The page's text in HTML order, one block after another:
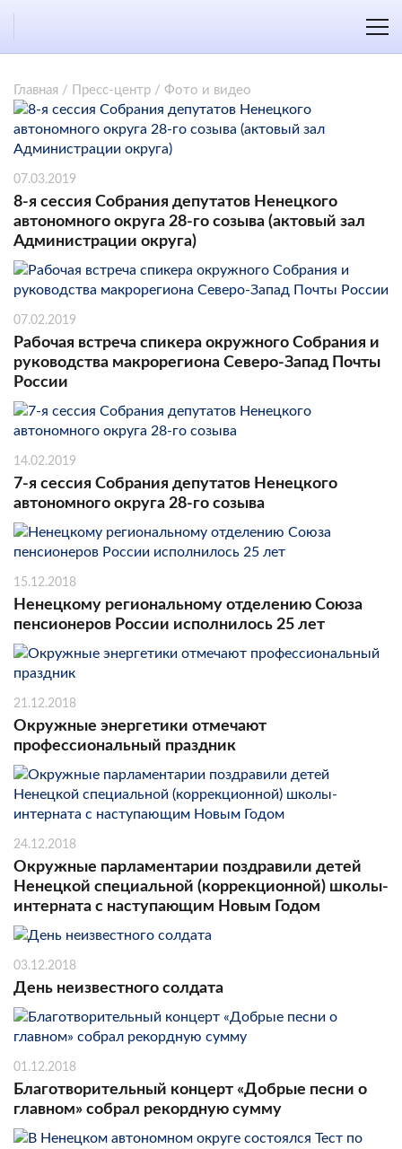
Главная / Пресс-центр / Фото и видео
07.03.2019
8-я сессия Собрания депутатов Ненецкого
автономного округа 28-го созыва (актовый зал
Администрации округа)
07.02.2019
Рабочая встреча спикера окружного Собрания и
руководства макрорегиона Северо-Запад Почты
России
14.02.2019
7-я сессия Собрания депутатов Ненецкого
автономного округа 28-го созыва
15.12.2018
Ненецкому региональному отделению Союза
пенсионеров России исполнилось 25 лет
21.12.2018
Окружные энергетики отмечают
профессиональный праздник
24.12.2018
Окружные парламентарии поздравили детей
Ненецкой специальной (коррекционной) школы-
интерната с наступающим Новым Годом
03.12.2018
День неизвестного солдата
01.12.2018
Благотворительный концерт «Добрые песни о
главном» собрал рекордную сумму